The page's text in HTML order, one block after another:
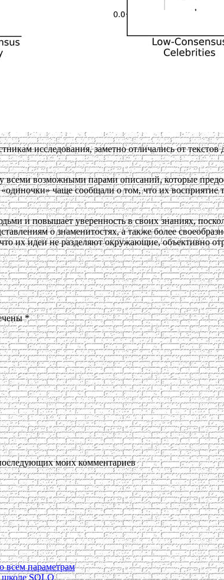
исследования, заметно отличались от
всеми возможными парами описаний, которые
чаще сообщали о том, что их восприятие
и повышает уверенность в своих знаниях,
о знаменитостях, а также более
их идеи не разделяют окружающие, объективно
*
моих комментариев
всем параметрам
школе SOLO